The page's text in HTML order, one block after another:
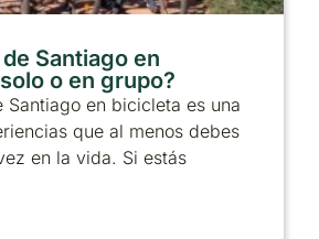
Santiago en
o en grupo?
Santiago en bicicleta es una
que al menos debes
en la vida. Si estás